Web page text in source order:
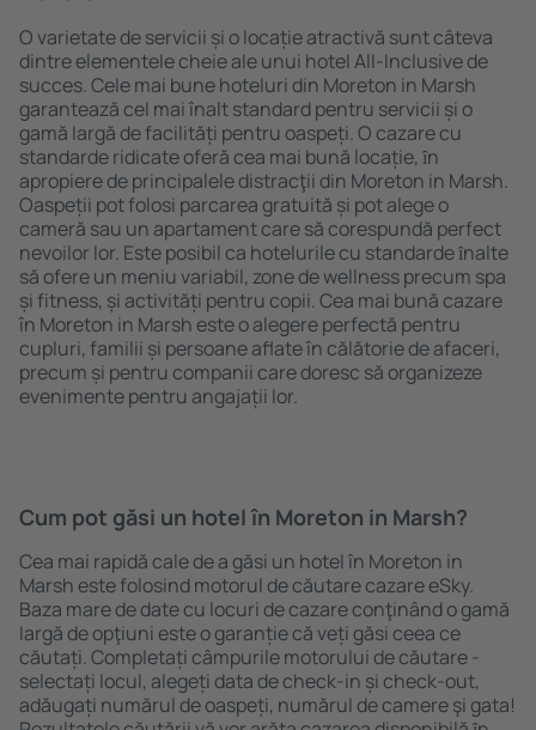
O varietate de servicii și o locație atractivă sunt câteva
dintre elementele cheie ale unui hotel All-Inclusive de
succes. Cele mai bune hoteluri din Moreton in Marsh
garantează cel mai înalt standard pentru servicii și o
gamă largă de facilități pentru oaspeți. O cazare cu
standarde ridicate oferă cea mai bună locație, ȋn
apropiere de principalele distracţii din Moreton in Marsh.
Oaspeții pot folosi parcarea gratuită și pot alege o
cameră sau un apartament care să corespundă perfect
nevoilor lor. Este posibil ca hotelurile cu standarde ȋnalte
să ofere un meniu variabil, zone de wellness precum spa
și fitness, și activități pentru copii. Cea mai bună cazare
în Moreton in Marsh este o alegere perfectă pentru
cupluri, familii și persoane aflate în călătorie de afaceri,
precum și pentru companii care doresc să organizeze
evenimente pentru angajații lor.
Cum pot găsi un hotel în Moreton in Marsh?
Cea mai rapidă cale de a găsi un hotel în Moreton in
Marsh este folosind motorul de căutare cazare eSky.
Baza mare de date cu locuri de cazare conţinând o gamă
largă de opţiuni este o garanție că veți găsi ceea ce
căutați. Completați câmpurile motorului de căutare -
selectați locul, alegeți data de check-in și check-out,
adăugați numărul de oaspeți, numărul de camere şi gata!